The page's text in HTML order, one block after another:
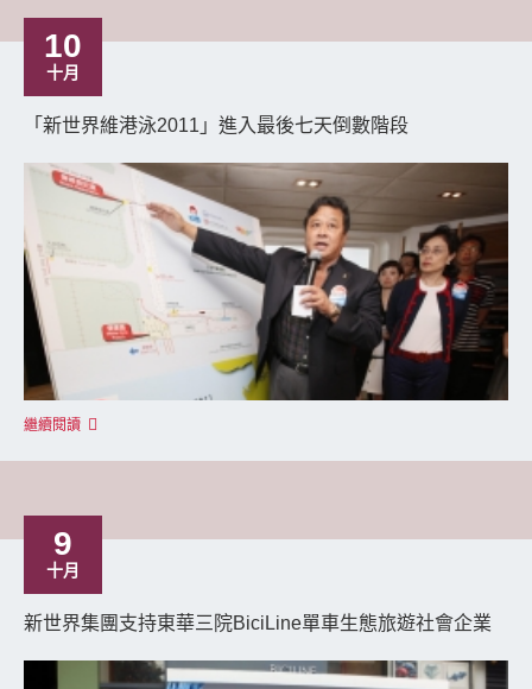
10
十月
「新世界維港泳2011」進入最後七天倒數階段
繼續閱讀
9
十月
新世界集團支持東華三院BiciLine單車生態旅遊社會企業